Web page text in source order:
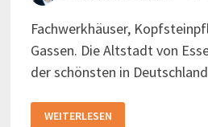
Fachwerkhäuser,
Gassen. Die Altstadt von
der schönsten in
DIE
WEITERLESEN